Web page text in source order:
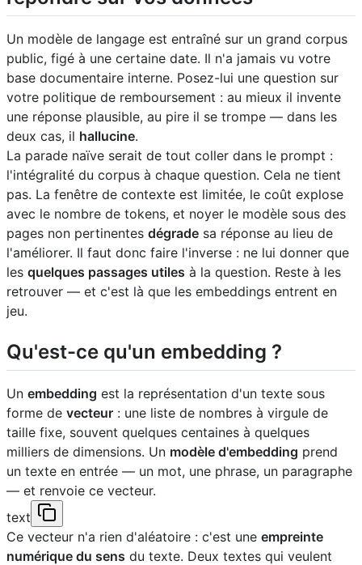
Un modèle de langage est entraîné sur un grand corpus
public, figé à une certaine date. Il n'a jamais vu votre
base documentaire interne. Posez-lui une question sur
votre politique de remboursement : au mieux il invente
une réponse plausible, au pire il se trompe — dans les
deux cas, il hallucine.
La parade naïve serait de tout coller dans le prompt :
l'intégralité du corpus à chaque question. Cela ne tient
pas. La fenêtre de contexte est limitée, le coût explose
avec le nombre de tokens, et noyer le modèle sous des
pages non pertinentes dégrade sa réponse au lieu de
l'améliorer. Il faut donc faire l'inverse : ne lui donner que
les quelques passages utiles à la question. Reste à les
retrouver — et c'est là que les embeddings entrent en
jeu.
Qu'est-ce qu'un embedding ?
Un embedding est la représentation d'un texte sous
forme de vecteur : une liste de nombres à virgule de
taille fixe, souvent quelques centaines à quelques
milliers de dimensions. Un modèle d'embedding prend
un texte en entrée — un mot, une phrase, un paragraphe
— et renvoie ce vecteur.
text
Ce vecteur n'a rien d'aléatoire : c'est une empreinte
numérique du sens du texte. Deux textes qui veulent